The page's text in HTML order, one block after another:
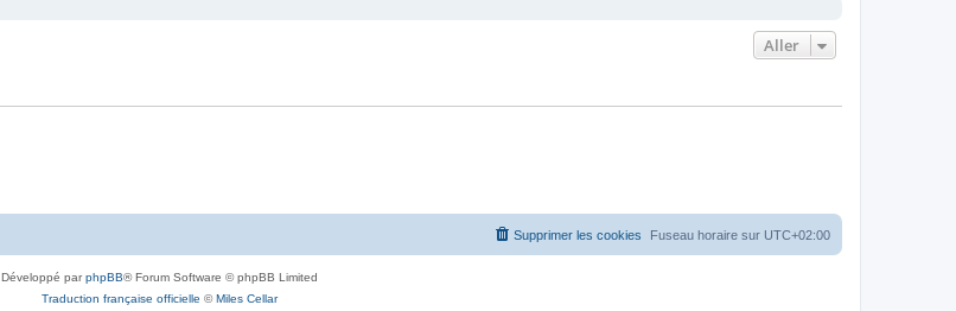
Aller
Fuseau horaire sur UTC+02:00
Supprimer les cookies
Développé parphpBB® Forum Software © phpBB Limited
Traduction française officielle ©Miles Cellar